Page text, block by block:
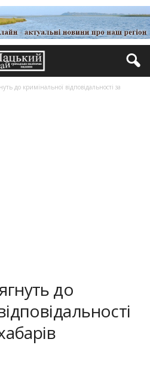
до кримінальної відповідальності за
до